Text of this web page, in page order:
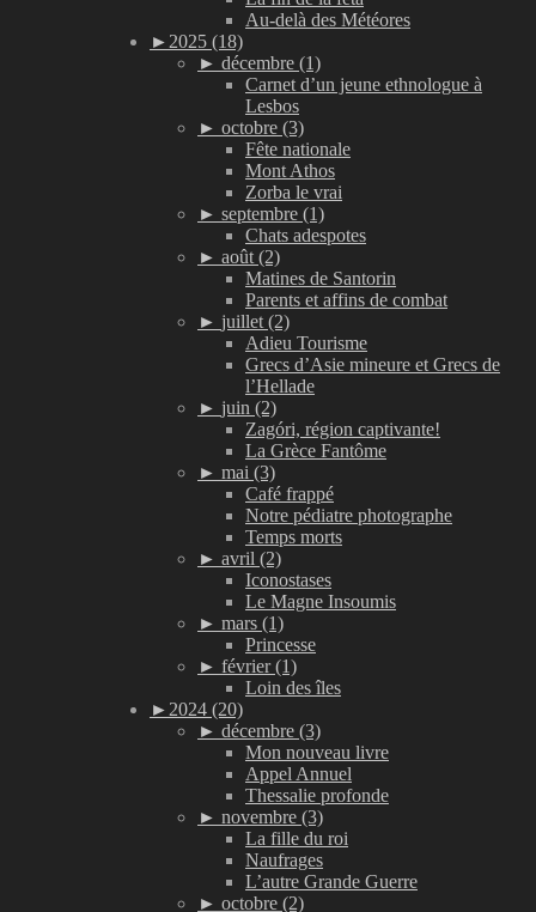
Au-delà des Météores
►2025 (18)
► décembre (1)
Carnet d’un jeune ethnologue à
Lesbos
► octobre (3)
Fête nationale
Mont Athos
Zorba le vrai
► septembre (1)
Chats adespotes
► août (2)
Matines de Santorin
Parents et affins de combat
► juillet (2)
Adieu Tourisme
Grecs d’Asie mineure et Grecs de
l’Hellade
► juin (2)
Zagóri, région captivante!
La Grèce Fantôme
► mai (3)
Café frappé
Notre pédiatre photographe
Temps morts
► avril (2)
Iconostases
Le Magne Insoumis
► mars (1)
Princesse
► février (1)
Loin des îles
►2024 (20)
► décembre (3)
Mon nouveau livre
Appel Annuel
Thessalie profonde
► novembre (3)
La fille du roi
Naufrages
L’autre Grande Guerre
► octobre (2)